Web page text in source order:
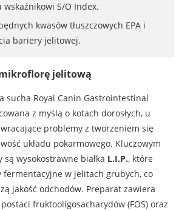
S/O Index.
kwasów tłuszczowych EPA i
bariery jelitowej.
mikroflorę jelitową
sucha Royal Canin Gastrointestinal
z myślą o kotach dorosłych, u
problemy z tworzeniem się
układu pokarmowego. Kluczowym
wysokostrawne białka L.I.P., które
w jelitach grubych, co
jakość odchodów. Preparat zawiera
fruktooligosacharydów (FOS) oraz